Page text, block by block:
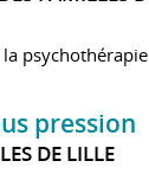
pression
DE LILLE